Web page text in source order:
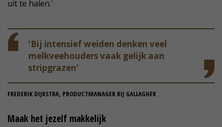
uit te halen.'
'Bij intensief weiden denken veel
melkveehouders vaak gelijk aan
stripgrazen'
FREDERIK DIJKSTRA, PRODUCTMANAGER BIJ GALLAGHER
Maak het jezelf makkelijk